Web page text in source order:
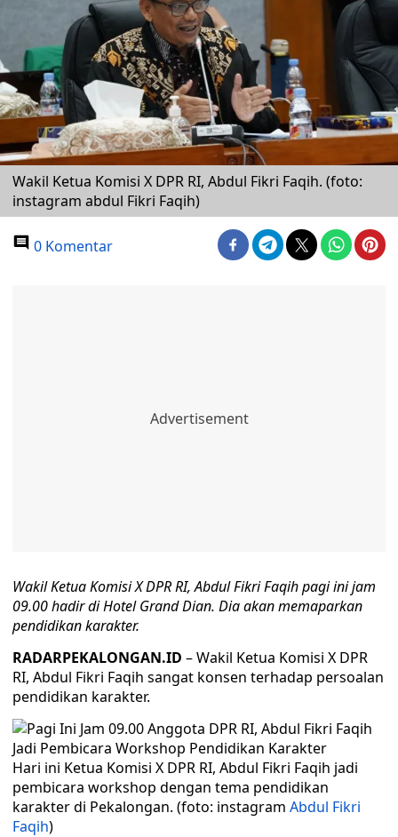
Wakil Ketua Komisi X DPR RI, Abdul Fikri Faqih. (foto:
instagram abdul Fikri Faqih)
0 Komentar
Wakil Ketua Komisi X DPR RI, Abdul Fikri Faqih pagi ini jam
09.00 hadir di Hotel Grand Dian. Dia akan memaparkan
pendidikan karakter.
RADARPEKALONGAN.ID – Wakil Ketua Komisi X DPR
RI, Abdul Fikri Faqih sangat konsen terhadap persoalan
pendidikan karakter.
Hari ini Ketua Komisi X DPR RI, Abdul Fikri Faqih jadi
pembicara workshop dengan tema pendidikan
karakter di Pekalongan. (foto: instagram Abdul Fikri
Faqih)